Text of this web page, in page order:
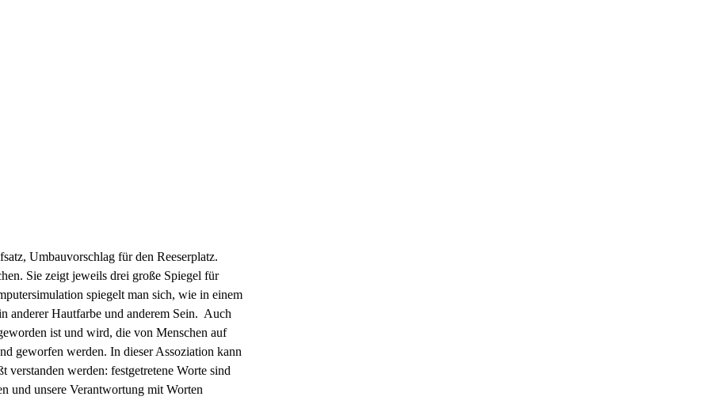
Umbauvorschlag für den Reeserplatz.
Sie zeigt jeweils drei große Spiegel für
spiegelt man sich, wie in einem
anderer Hautfarbe und anderem Sein. Auch
ist und wird, die von Menschen auf
geworfen werden. In dieser Assoziation kann
werden: festgetretene Worte sind
und unsere Verantwortung mit Worten